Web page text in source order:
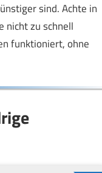
sind. Achte in
nicht zu schnell
funktioniert, ohne